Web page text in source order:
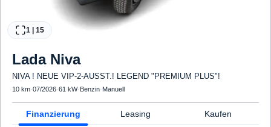
1 15
Lada Niva
NIVA ! NEUE VIP-2-AUSST.! LEGEND "PREMIUM PLUS"!
10 km·07/2026·61 kW· Benzin· Manuell
Finanzierung Leasing Kaufen